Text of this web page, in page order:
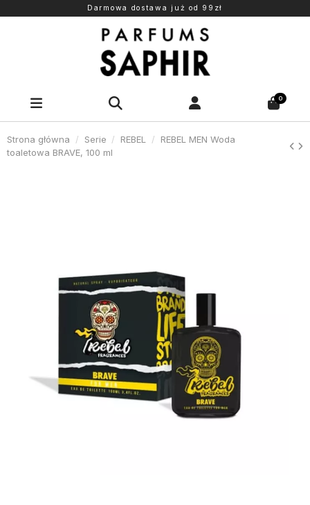
Darmowa dostawa już od 99zł
0
Strona główna Serie REBEL
REBEL MEN Woda
toaletowa BRAVE, 100 ml